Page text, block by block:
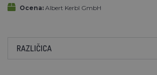
Ocena: Albert Kerbl GmbH
RAZLIČICA